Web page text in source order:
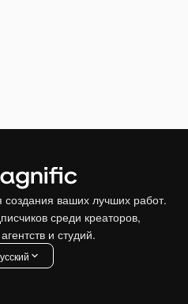
ваших лучших работ.
среди креаторов,
и студий.